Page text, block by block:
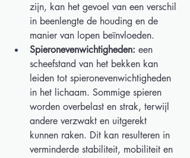
zijn, kan het gevoel van een verschil
in beenlengte de houding en de
manier van lopen beïnvloeden.
Spieronevenwichtigheden: een
scheefstand van het bekken kan
leiden tot spieronevenwichtigheden
in het lichaam. Sommige spieren
worden overbelast en strak, terwijl
andere verzwakt en uitgerekt
kunnen raken. Dit kan resulteren in
verminderde stabiliteit, mobiliteit en